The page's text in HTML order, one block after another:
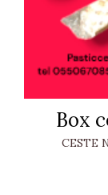
Box
CESTE